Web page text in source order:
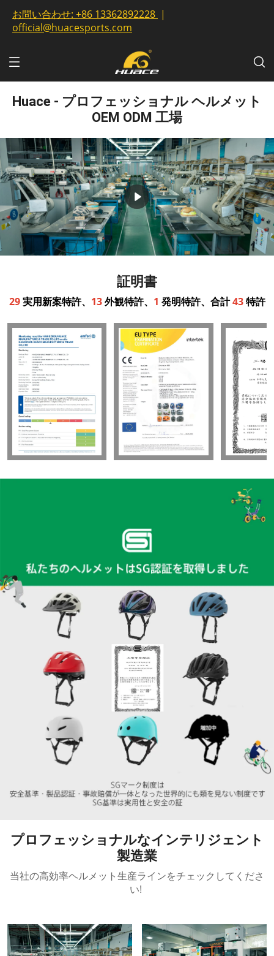
お問い合わせ: +86 13362892228 |
official@huacesports.com
Huace - プロフェッショナル ヘルメット
OEM ODM 工場
証明書
29実用新案特許、 13外観特許、 1 発明特許、合計43特許
プロフェッショナルなインテリジェント
製造業
当社の高効率ヘルメット生産ラインをチェックしてくださ
い!